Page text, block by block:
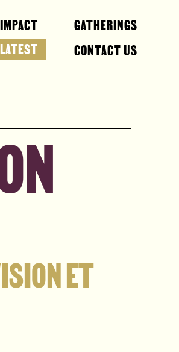
GATHERINGS
CONTACT US
ET